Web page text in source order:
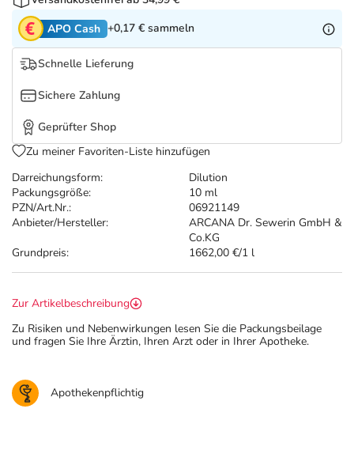
Tierapotheke
Vitamine & Mineralstoffe
Marken
Salus Deals
Darreichungsform:
Dilution
Packungsgröße:
10 ml
PZN/Art.Nr.:
06921149
Anbieter/Hersteller:
ARCANA Dr. Sewerin GmbH &
Co.KG
Grundpreis:
1662,00 €/1 l
APO Cash +0,17 € sammeln
Schnelle Lieferung
Sichere Zahlung
Geprüfter Shop
Zu meiner Favoriten-Liste hinzufügen
Zur Artikelbeschreibung
Zu Risiken und Nebenwirkungen lesen Sie die Packungsbeilage
und fragen Sie Ihre Ärztin, Ihren Arzt oder in Ihrer Apotheke.
Apothekenpflichtig